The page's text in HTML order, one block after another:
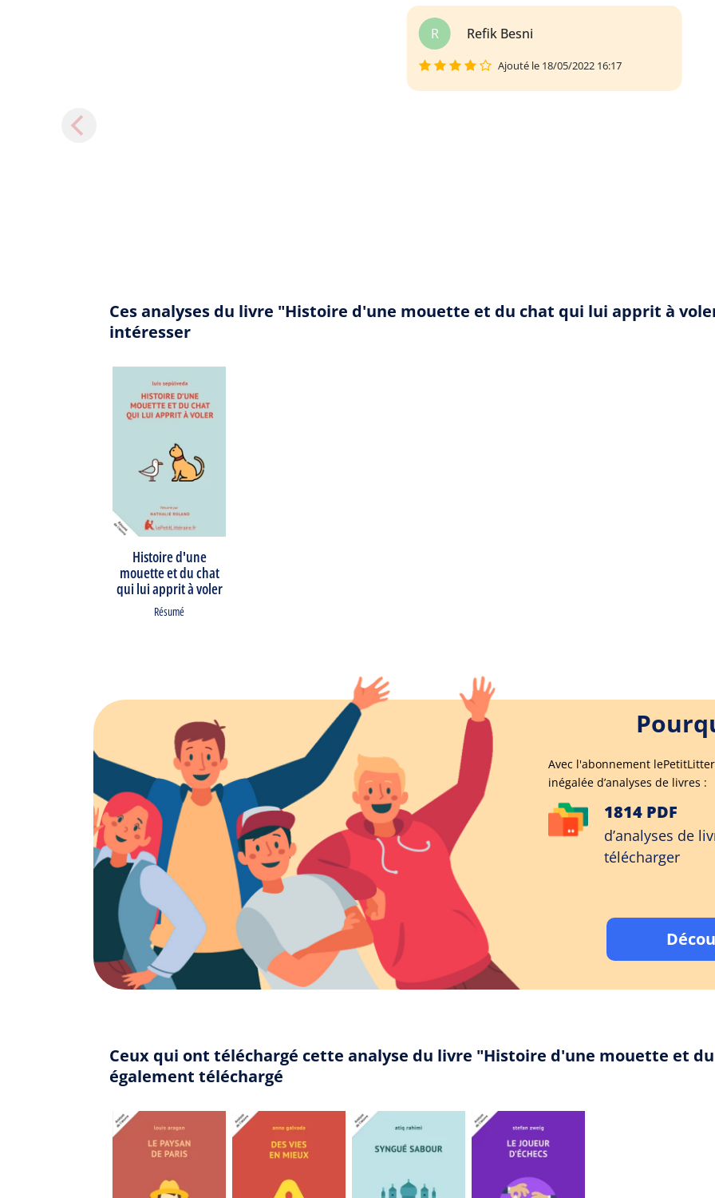
R Refik Besni
Ajouté le 18/05/2022 16:17
Ces analyses du livre "Histoire d'une mouette et du chat qui lui apprit à
intéresser
Histoire d'une
mouette et du chat
qui lui apprit à voler
Résumé
Avec l'abonnement
inégalée d’analyses de livres :
1814 PDF
d’analyses de
télécharger
Ceux qui ont téléchargé cette analyse du livre "Histoire d'une mouette et
également téléchargé